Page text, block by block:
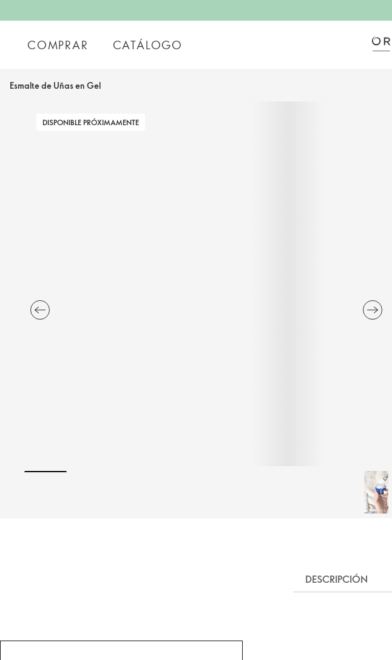
COMPRAR CATÁLOGO
Esmalte de Uñas en Gel
DISPONIBLE PRÓXIMAMENTE
DESCRIPCIÓN